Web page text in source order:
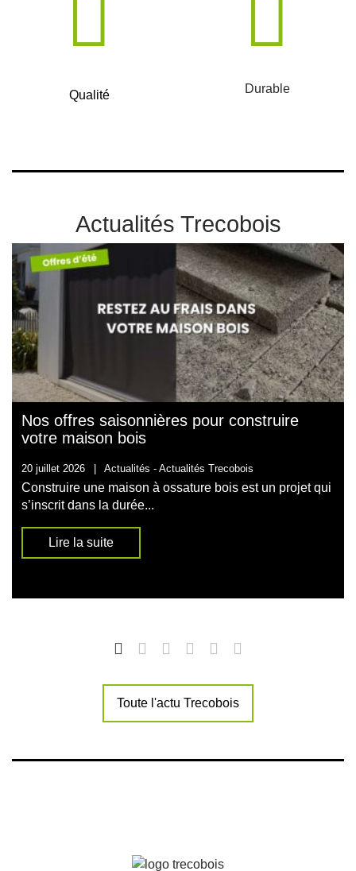
Qualité Durable
Actualités Trecobois
Nos offres saisonnières pour construire
votre maison bois
20 juillet 2026 | Actualités - Actualités Trecobois
Construire une maison à ossature bois est un projet qui
s’inscrit dans la durée...
Lire la suite
Toute l'actu Trecobois